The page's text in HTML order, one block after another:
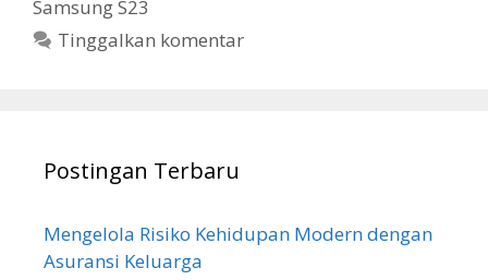
Samsung S23
Tinggalkan komentar
Postingan Terbaru
Mengelola Risiko Kehidupan Modern dengan
Asuransi Keluarga